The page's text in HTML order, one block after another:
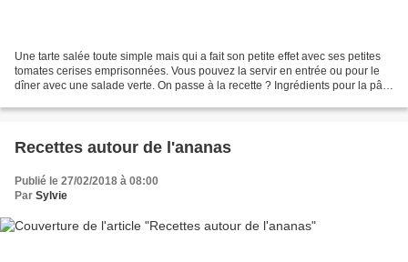
Une tarte salée toute simple mais qui a fait son petite effet avec ses petites
tomates cerises emprisonnées. Vous pouvez la servir en entrée ou pour le
dîner avec une salade verte. On passe à la recette ? Ingrédients pour la pâte
Recettes autour de l'ananas
Publié le 27/02/2018 à 08:00
Par Sylvie